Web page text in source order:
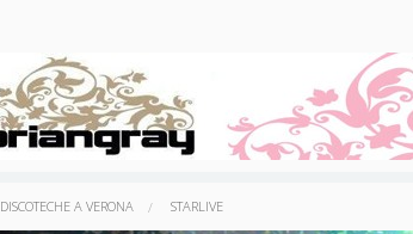
DISCOTECHE A VERONA STARLIVE